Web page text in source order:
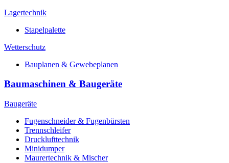
Lagertechnik
Stapelpalette
Wetterschutz
Bauplanen & Gewebeplanen
Baumaschinen & Baugeräte
Baugeräte
Fugenschneider & Fugenbürsten
Trennschleifer
Drucklufttechnik
Minidumper
Maurertechnik & Mischer